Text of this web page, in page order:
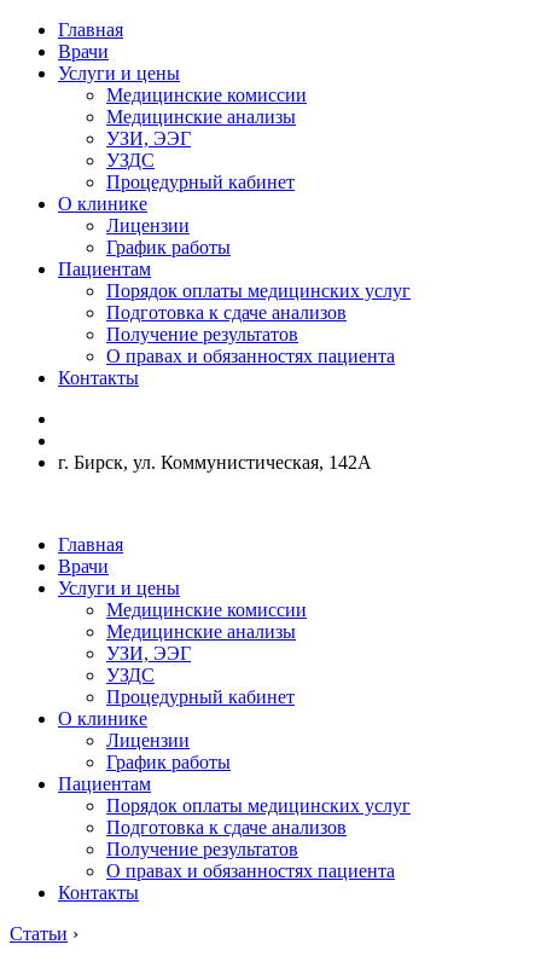
Главная
Врачи
Услуги и цены
Медицинские комиссии
Медицинские анализы
УЗИ, ЭЭГ
УЗДС
Процедурный кабинет
О клинике
Лицензии
График работы
Пациентам
Порядок оплаты медицинских услуг
Подготовка к сдаче анализов
Получение результатов
О правах и обязанностях пациента
Контакты
г. Бирск, ул. Коммунистическая, 142А
Главная
Врачи
Услуги и цены
Медицинские комиссии
Медицинские анализы
УЗИ, ЭЭГ
УЗДС
Процедурный кабинет
О клинике
Лицензии
График работы
Пациентам
Порядок оплаты медицинских услуг
Подготовка к сдаче анализов
Получение результатов
О правах и обязанностях пациента
Контакты
Статьи ›